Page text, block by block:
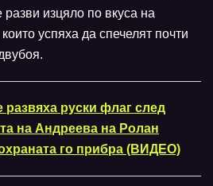
изцяло по вкуса на
успяха да спечелят почти
руски флаг след
на Андреева на Ролан
го прибра (ВИДЕО)